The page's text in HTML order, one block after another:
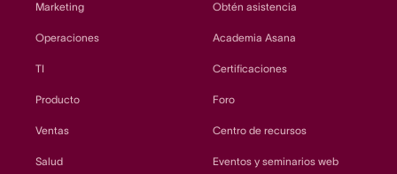
Marketing
Operaciones
TI
Producto
Ventas
Salud
Obtén asistencia
Academia Asana
Certificaciones
Foro
Centro de recursos
Eventos y seminarios web